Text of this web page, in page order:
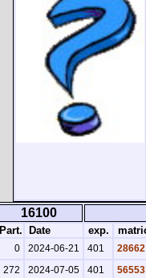
16100
Part. Date exp.
0 2024-06-21 401
28662
272
2024-07-05 401
56553